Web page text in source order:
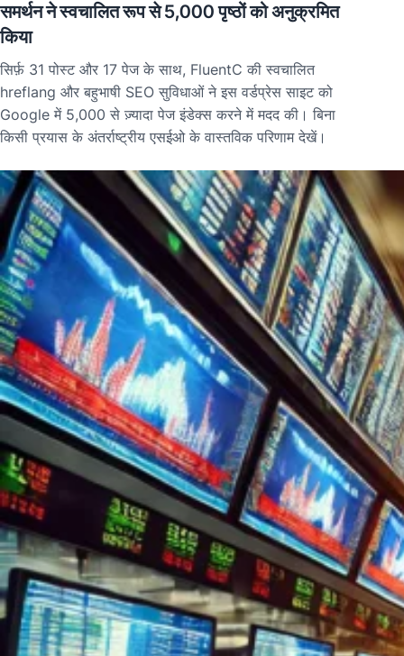
समर्थन ने स्वचालित रूप से 5,000 पृष्ठों को अनुक्रमित
किया
सिर्फ़ 31 पोस्ट और 17 पेज के साथ, FluentC की स्वचालित
hreflang और बहुभाषी SEO सुविधाओं ने इस वर्डप्रेस साइट को
Google में 5,000 से ज़्यादा पेज इंडेक्स करने में मदद की। बिना
किसी प्रयास के अंतर्राष्ट्रीय एसईओ के वास्तविक परिणाम देखें।